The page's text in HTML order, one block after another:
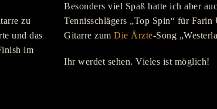
zu
und das
im
Besonders viel Spaß hatte ich aber
Tennisschlägers „Top Spin“ für
Gitarre zum Die Ärzte-Song
Ihr werdet sehen. Vieles ist möglich!